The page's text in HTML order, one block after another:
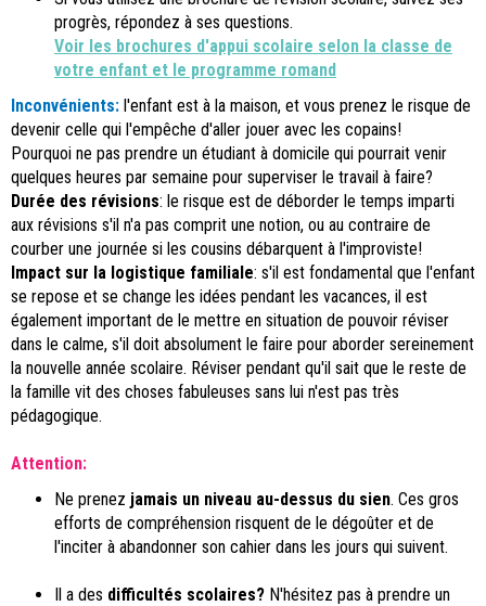
progrès, répondez à ses questions.
Voir les brochures d'appui scolaire selon la classe de
votre enfant et le programme romand
Inconvénients: l'enfant est à la maison, et vous prenez le risque de
devenir celle qui l'empêche d'aller jouer avec les copains!
Pourquoi ne pas prendre un étudiant à domicile qui pourrait venir
quelques heures par semaine pour superviser le travail à faire?
Durée des révisions: le risque est de déborder le temps imparti
aux révisions s'il n'a pas comprit une notion, ou au contraire de
courber une journée si les cousins débarquent à l'improviste!
Impact sur la logistique familiale: s'il est fondamental que l'enfant
se repose et se change les idées pendant les vacances, il est
également important de le mettre en situation de pouvoir réviser
dans le calme, s'il doit absolument le faire pour aborder sereinement
la nouvelle année scolaire. Réviser pendant qu'il sait que le reste de
la famille vit des choses fabuleuses sans lui n'est pas très
pédagogique.
Attention:
Ne prenez jamais un niveau au-dessus du sien. Ces gros
efforts de compréhension risquent de le dégoûter et de
l'inciter à abandonner son cahier dans les jours qui suivent.
Il a des difficultés scolaires? N'hésitez pas à prendre un